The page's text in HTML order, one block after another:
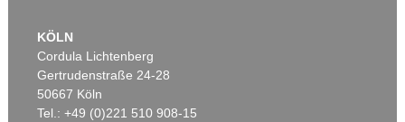
KÖLN
Cordula Lichtenberg
Gertrudenstraße 24-28
50667 Köln
Tel.: +49 (0)221 510 908-15